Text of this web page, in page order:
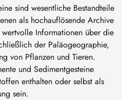
sind wesentliche Bestandteile
als hochauflösende Archive
Informationen über die
der Paläogeographie,
von Pflanzen und Tieren.
und Sedimentgesteine
enthalten oder selbst als
sein.